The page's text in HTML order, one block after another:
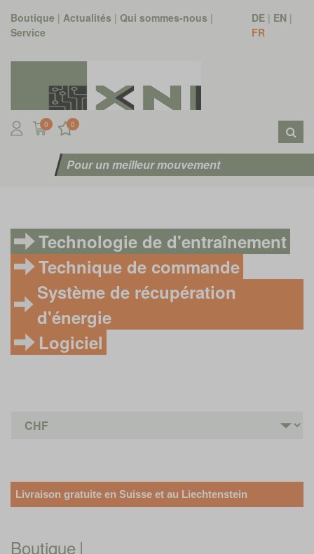
Boutique | Actualités | Qui sommes-nous |
Service
DE| EN |
FR
0 0
Pour un meilleur mouvement
Technologie de d'entraînement
Technique de commande
Système de récupération
d'énergie
Logiciel
Livraison gratuite en Suisse et au Liechtenstein
Boutique |